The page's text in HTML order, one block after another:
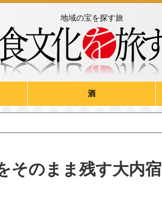
地域の宝を探す旅
酒
そのまま残す大内宿